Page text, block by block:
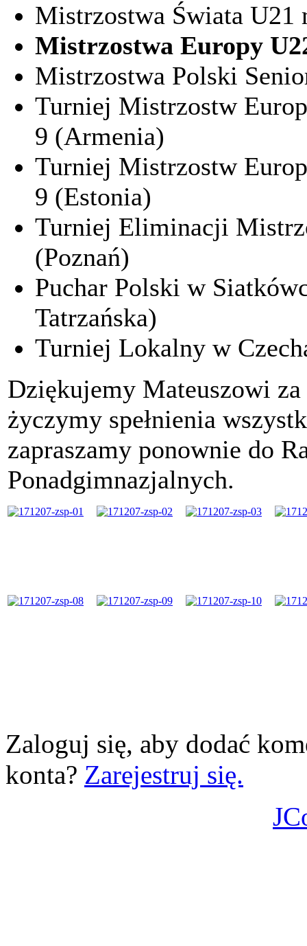
Mistrzostwa Świata U21
Mistrzostwa Europy
Mistrzostwa Polski
Turniej Mistrzostw
9 (Armenia)
Turniej Mistrzostw
9 (Estonia)
Turniej Eliminacji
(Poznań)
Puchar Polski w
Tatrzańska)
Turniej Lokalny w
Dziękujemy Mateuszowi
życzymy spełnienia
zapraszamy ponownie do
Ponadgimnazjalnych.
Zaloguj się, aby dodać
konta? Zarejestruj się.